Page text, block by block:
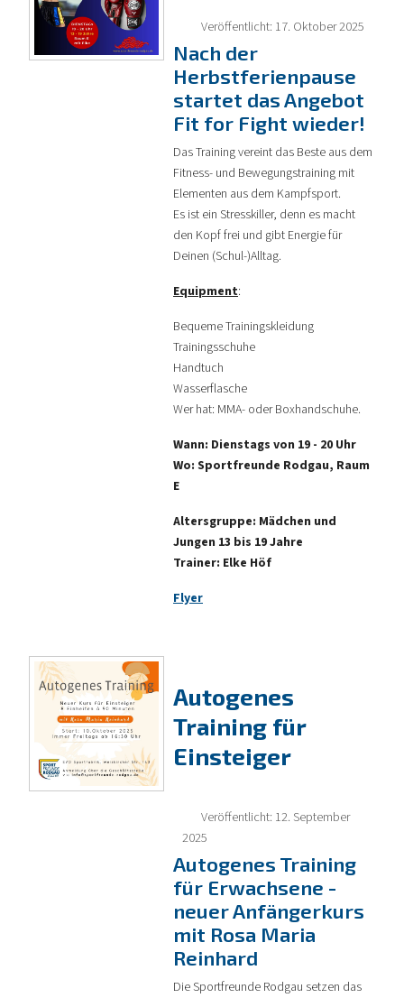
Veröffentlicht: 17. Oktober 2025
Nach der
Herbstferienpause
startet das Angebot
Fit for Fight wieder!
Das Training vereint das Beste aus dem
Fitness- und Bewegungstraining mit
Elementen aus dem Kampfsport.
Es ist ein Stresskiller, denn es macht
den Kopf frei und gibt Energie für
Deinen (Schul-)Alltag.
Equipment:
Bequeme Trainingskleidung
Trainingsschuhe
Handtuch
Wasserflasche
Wer hat: MMA- oder Boxhandschuhe.
Wann: Dienstags von 19 - 20 Uhr
Wo: Sportfreunde Rodgau, Raum
E
Altersgruppe: Mädchen und
Jungen 13 bis 19 Jahre
Trainer: Elke Höf
Flyer
Autogenes
Training für
Einsteiger
Veröffentlicht: 12. September
2025
Autogenes Training
für Erwachsene -
neuer Anfängerkurs
mit Rosa Maria
Reinhard
Die Sportfreunde Rodgau setzen das